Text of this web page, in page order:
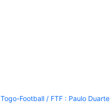
Togo-Football / FTF : Paulo Duarte